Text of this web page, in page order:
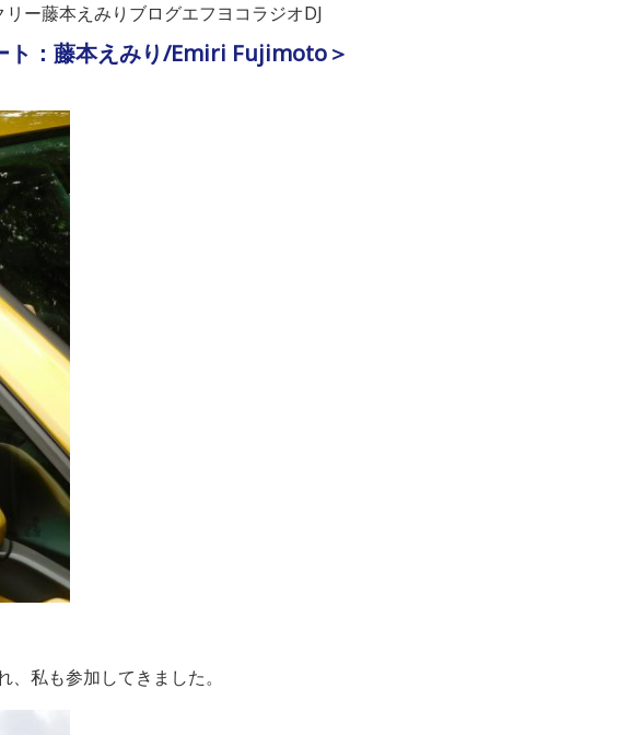
ー藤本えみりブログエフヨコラジオDJ
ト：藤本えみり/Emiri Fujimoto＞
私も参加してきました。